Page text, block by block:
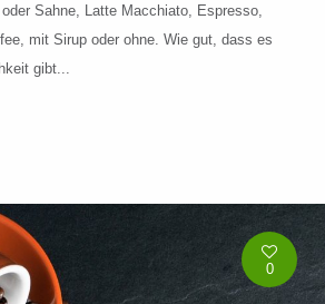
Sahne, Latte Macchiato, Espresso,
mit Sirup oder ohne. Wie gut, dass es
gibt...
0